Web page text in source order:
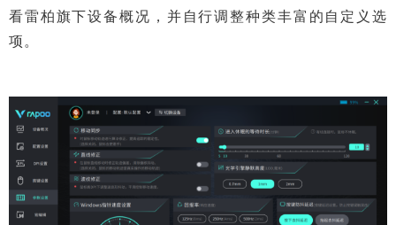
看雷柏旗下设备概况，并自行调整种类丰富的自定义选
项。